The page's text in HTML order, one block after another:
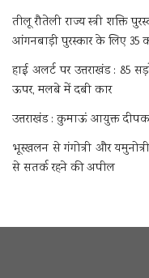
तीलू रौतेली राज्य स्त्री शक्ति
आंगनबाड़ी पुरस्कार के लिए 35
हाई अलर्ट पर उत्तराखंड :
ऊपर, मलबे में दबी कार
उत्तराखंड : कुमाऊं आयुक्त
भूस्खलन से गंगोत्री और यमुनोत्री
से सतर्क रहने की अपील